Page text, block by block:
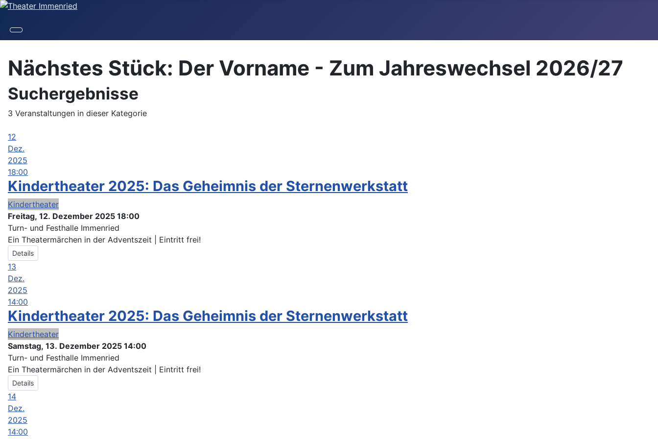
Nächstes Stück: Der Vorname - Zum Jahreswechsel 2026/27
Suchergebnisse
3 Veranstaltungen in dieser Kategorie
12
Dez.
2025
18:00
Kindertheater 2025: Das Geheimnis der Sternenwerkstatt
Kindertheater
Freitag, 12. Dezember 2025 18:00
Turn- und Festhalle Immenried
Ein Theatermärchen in der Adventszeit | Eintritt frei!
Details
13
Dez.
2025
14:00
Kindertheater 2025: Das Geheimnis der Sternenwerkstatt
Kindertheater
Samstag, 13. Dezember 2025 14:00
Turn- und Festhalle Immenried
Ein Theatermärchen in der Adventszeit | Eintritt frei!
Details
14
Dez.
2025
14:00